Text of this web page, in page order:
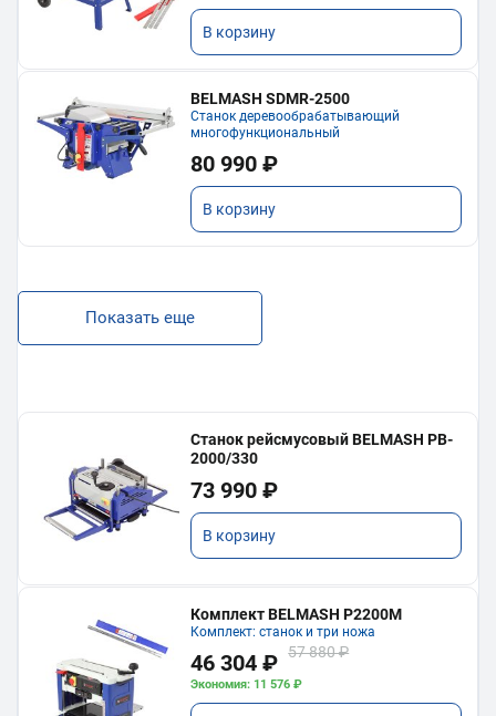
В корзину
BELMASH SDMR-2500
Станок деревообрабатывающий
многофункциональный
80 990 ₽
В корзину
Показать еще
Станок рейсмусовый BELMASH PB-
2000/330
73 990 ₽
В корзину
Комплект BELMASH P2200M
Комплект: станок и три ножа
46 304 ₽ 57 880 ₽
Экономия: 11 576 ₽